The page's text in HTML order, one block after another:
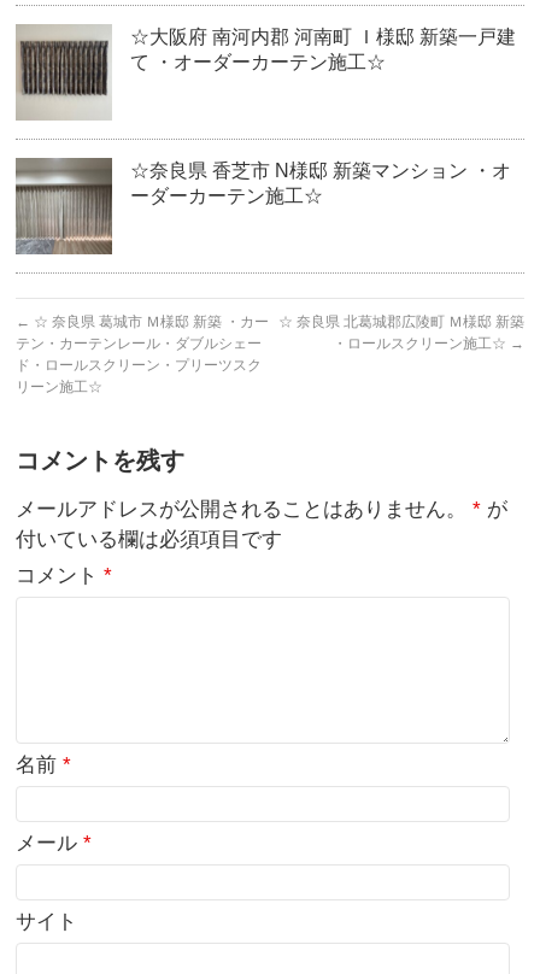
☆大阪府 南河内郡 河南町 Ｉ様邸 新築一戸建
て ・オーダーカーテン施工☆
☆奈良県 香芝市 N様邸 新築マンション ・オ
ーダーカーテン施工☆
← ☆ 奈良県 葛城市 Ｍ様邸 新築 ・カー
テン・カーテンレール・ダブルシェー
ド・ロールスクリーン・プリーツスク
リーン施工☆
☆ 奈良県 北葛城郡広陵町 Ｍ様邸 新築
・ロールスクリーン施工☆ →
コメントを残す
メールアドレスが公開されることはありません。 * が
付いている欄は必須項目です
コメント*
名前*
メール*
サイト